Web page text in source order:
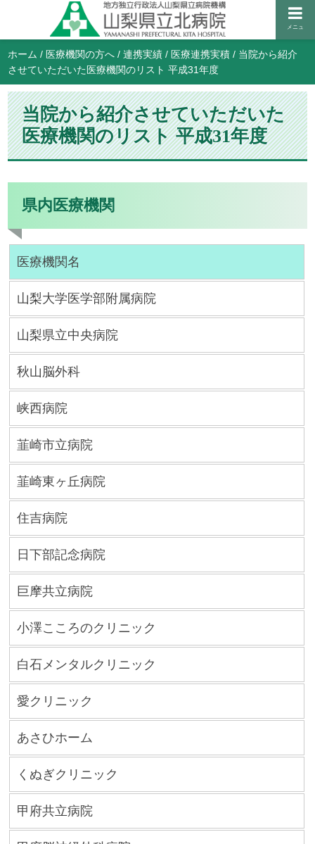
メニュ
ホーム / 医療機関の方へ /連携実績 / 医療連携実積 / 当院から紹介
させていただいた医療機関のリスト 平成31年度
当院から紹介させていただいた
医療機関のリスト 平成31年度
県内医療機関
医療機関名
山梨大学医学部附属病院
山梨県立中央病院
秋山脳外科
峡西病院
韮崎市立病院
韮崎東ヶ丘病院
住吉病院
日下部記念病院
巨摩共立病院
小澤こころのクリニック
白石メンタルクリニック
愛クリニック
あさひホーム
くぬぎクリニック
甲府共立病院